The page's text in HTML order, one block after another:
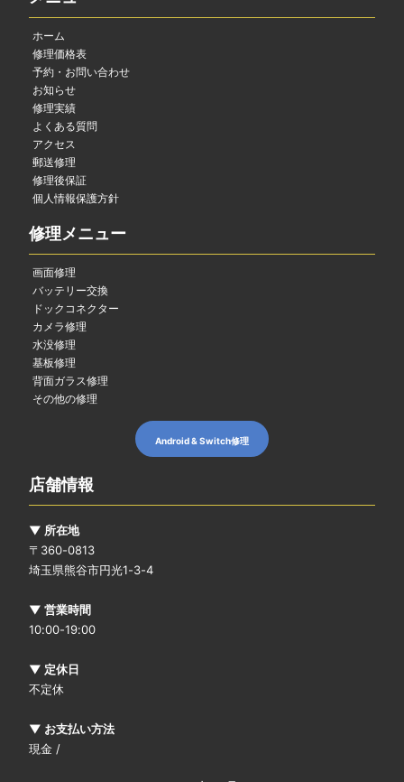
ホーム
修理価格表
予約・お問い合わせ
お知らせ
修理実績
よくある質問
アクセス
郵送修理
修理後保証
個人情報保護方針
修理メニュー
画面修理
バッテリー交換
ドックコネクター
カメラ修理
水没修理
基板修理
背面ガラス修理
その他の修理
Android & Switch修理
店舗情報
▼ 所在地
〒360-0813
埼玉県熊谷市円光1-3-4
▼ 営業時間
10:00-19:00
▼ 定休日
不定休
▼ お支払い方法
現金 /